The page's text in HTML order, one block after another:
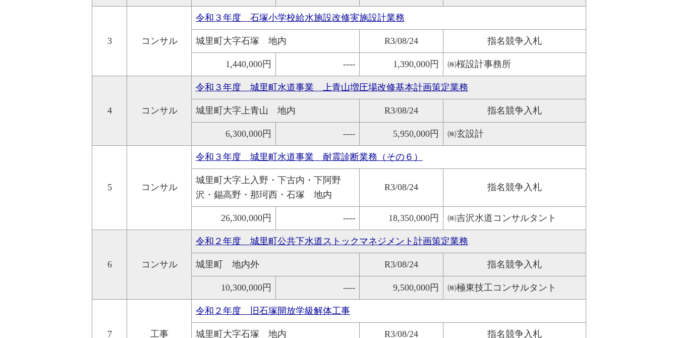
3 コンサル
令和３年度 石塚小学校給水施設改修実施設計業務
城里町大字石塚 地内 R3/08/24 指名競争入札
1,440,000円 ---- 1,390,000円 ㈱桜設計事務所
4 コンサル
令和３年度 城里町水道事業 上青山増圧場改修基本計画策定業務
城里町大字上青山 地内 R3/08/24 指名競争入札
6,300,000円 ---- 5,950,000円 ㈱玄設計
5 コンサル
令和３年度 城里町水道事業 耐震診断業務（その６）
城里町大字上入野・下古内・下阿野
沢・錫高野・那珂西・石塚 地内
R3/08/24 指名競争入札
26,300,000円 ---- 18,350,000円 ㈱吉沢水道コンサルタント
6 コンサル
令和２年度 城里町公共下水道ストックマネジメント計画策定業務
城里町 地内外 R3/08/24 指名競争入札
10,300,000円 ---- 9,500,000円 ㈱極東技工コンサルタント
7 工事
令和２年度 旧石塚開放学級解体工事
城里町大字石塚 地内 R3/08/24 指名競争入札